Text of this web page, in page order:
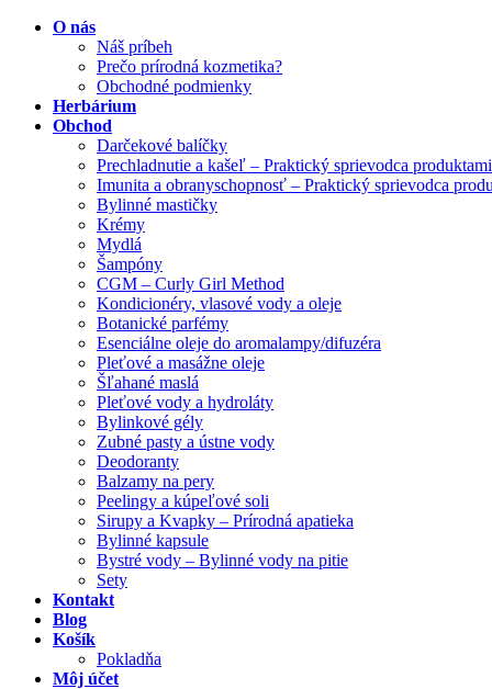
O nás
Náš príbeh
Prečo prírodná kozmetika?
Obchodné podmienky
Herbárium
Obchod
Darčekové balíčky
Prechladnutie a kašeľ – Praktický sprievodca produktami
Imunita a obranyschopnosť – Praktický sprievodca
Bylinné mastičky
Krémy
Mydlá
Šampóny
CGM – Curly Girl Method
Kondicionéry, vlasové vody a oleje
Botanické parfémy
Esenciálne oleje do aromalampy/difuzéra
Pleťové a masážne oleje
Šľahané maslá
Pleťové vody a hydroláty
Bylinkové gély
Zubné pasty a ústne vody
Deodoranty
Balzamy na pery
Peelingy a kúpeľové soli
Sirupy a Kvapky – Prírodná apatieka
Bylinné kapsule
Bystré vody – Bylinné vody na pitie
Sety
Kontakt
Blog
Košík
Pokladňa
Môj účet